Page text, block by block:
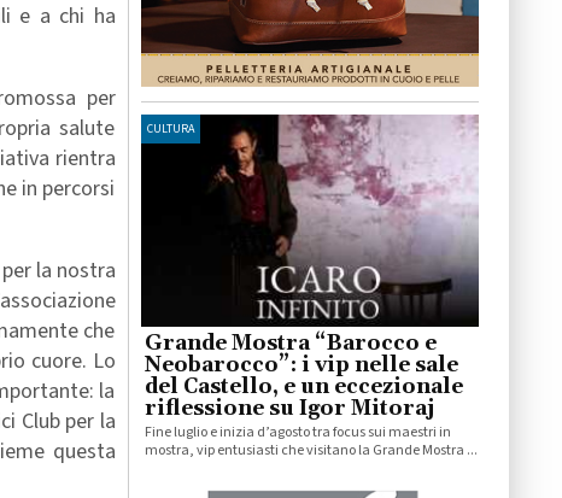
e a chi ha
per
salute
rientra
in percorsi
la nostra
che
cuore. Lo
la
Club per la
questa
CULTURA
Grande Mostra “Barocco e
Neobarocco”: i vip nelle sale
del Castello, e un eccezionale
riflessione su Igor Mitoraj
Fine luglio e inizia d’agosto tra focus sui maestri in
mostra, vip entusiasti che visitano la Grande Mostra ...